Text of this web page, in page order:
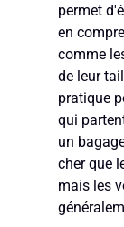
permet
en
comme
de leur
pratique
qui
un
cher que
mais les